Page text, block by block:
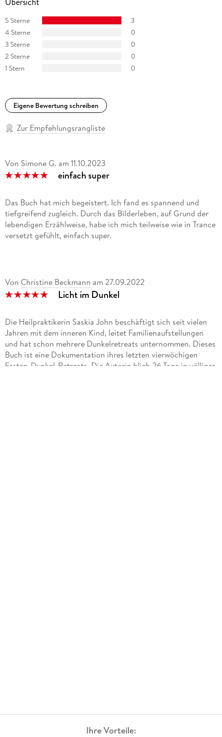
5 Sterne
3
4 Sterne
0
3 Sterne
0
2 Sterne
0
1 Stern
0
Eigene Bewertung schreiben
Zur Empfehlungsrangliste
Von Simone G. am 11.10.2023
einfach super
Das Buch hat mich begeistert. Ich fand es spannend und
tiefgreifend zugleich. Durch das Bilderleben, auf Grund der
lebendigen Erzählweise, habe ich mich teilweise wie in Trance
versetzt gefühlt, einfach super.
Von Christine Beckmann am 27.09.2022
Licht im Dunkel
Die Heilpraktikerin Saskia John beschäftigt sich seit vielen
Jahren mit dem inneren Kind, leitet Familienaufstellungen
und hat schon mehrere Dunkelretreats unternommen. Dieses
Buch ist eine Dokumentation ihres letzten vierwöchigen
Fasten-Dunkel-Retreats. Die Autorin blieb 26 Tage in völliger
Ihre Vorteile: